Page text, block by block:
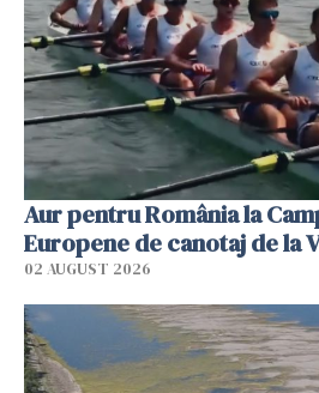
Aur pentru România la
Europene de canotaj de la
02 AUGUST 2026